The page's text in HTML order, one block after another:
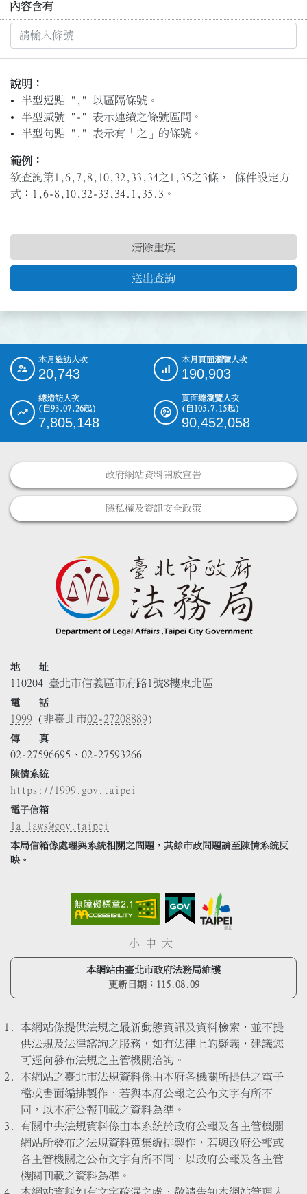
內容含有
說明：
半型逗點 "," 以區隔條號。
半型減號 "-" 表示連續之條號區間。
半型句點 "." 表示有「之」的條號。
範例：
欲查詢第1,6,7,8,10,32,33,34之1,35之3條， 條件設定方
式：1,6-8,10,32-33,34.1,35.3。
送出查詢
清除重填
::: 本月造訪人次
20,743
本月頁面瀏覽人次
190,903
總造訪人次
(自93.07.26起)
7,805,148
頁面總瀏覽人次
(自105.7.15起)
90,452,058
政府網站資料開放宣告
隱私權及資訊安全政策
地 址
110204 臺北市信義區市府路1號8樓東北區
電 話
1999 (非臺北市02-27208889)
傳 真
02-27596695、02-27593266
陳情系統
https://1999.gov.taipei
電子信箱
la_laws@gov.taipei
本局信箱係處理與系統相關之問題，其餘市政問題請至陳情系統反
映。
小 中 大
本網站由臺北市政府法務局維護
更新日期： 115.08.09
本網站係提供法規之最新動態資訊及資料檢索，並不提
供法規及法律諮詢之服務，如有法律上的疑義，建議您
可逕向發布法規之主管機關洽詢。
本網站之臺北市法規資料係由本府各機關所提供之電子
檔或書面編排製作，若與本府公報之公布文字有所不
同，以本府公報刊載之資料為準。
有關中央法規資料係由本系統於政府公報及各主管機關
網站所發布之法規資料蒐集編排製作，若與政府公報或
各主管機關之公布文字有所不同，以政府公報及各主管
機關刊載之資料為準。
本網站資料如有文字疏漏之處，敬請告知本網站管理人